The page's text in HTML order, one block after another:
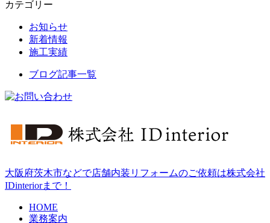
カテゴリー
お知らせ
新着情報
施工実績
ブログ記事一覧
大阪府茨木市などで店舗内装リフォームのご依頼は株式会社
IDinteriorまで！
HOME
業務案内